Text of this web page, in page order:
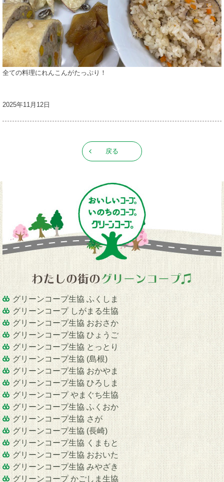
全ての料理にれんこんがたっぷり！
2025年11月12日
戻る
グリーンコープ生協 ふくしま
グリーンコープ しがまる生協
グリーンコープ生協 おおさか
グリーンコープ生協 ひょうご
グリーンコープ生協 とっとり
グリーンコープ生協 (島根)
グリーンコープ生協 おかやま
グリーンコープ生協 ひろしま
グリーンコープ やまぐち生協
グリーンコープ生協 ふくおか
グリーンコープ生協 さが
グリーンコープ生協 (長崎)
グリーンコープ生協 くまもと
グリーンコープ生協 おおいた
グリーンコープ生協 みやざき
グリーンコープ かごしま生協